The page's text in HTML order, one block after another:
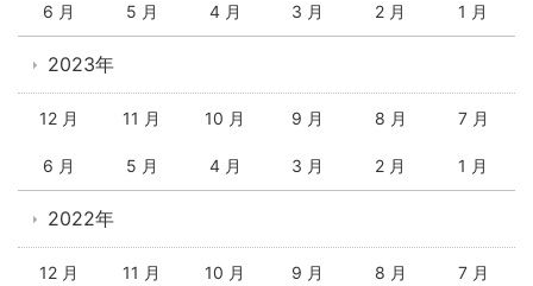
6 月 5 月 4 月 3 月 2 月 1 月
2023年
12 月 11 月 10 月 9 月 8 月 7 月
6 月 5 月 4 月 3 月 2 月 1 月
2022年
12 月 11 月 10 月 9 月 8 月 7 月